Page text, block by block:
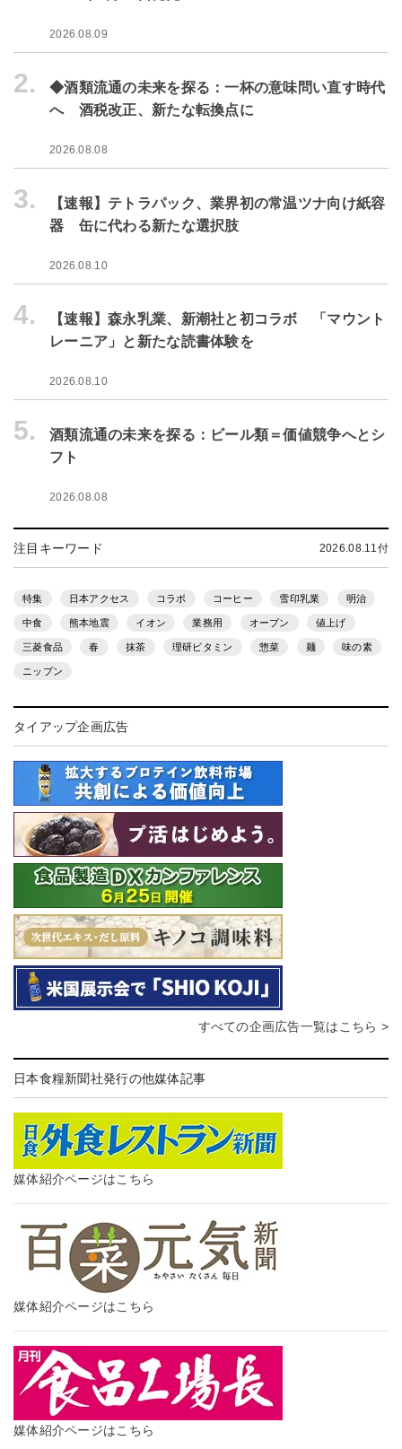
2026.08.09
2.
◆酒類流通の未来を探る：一杯の意味問い直す時代
へ 酒税改正、新たな転換点に
2026.08.08
3.
【速報】テトラパック、業界初の常温ツナ向け紙容
器 缶に代わる新たな選択肢
2026.08.10
4.
【速報】森永乳業、新潮社と初コラボ 「マウント
レーニア」と新たな読書体験を
2026.08.10
5.
酒類流通の未来を探る：ビール類＝価値競争へとシ
フト
2026.08.08
注目キーワード 2026.08.11付
特集 日本アクセス コラボ コーヒー 雪印乳業 明治
中食 熊本地震 イオン 業務用 オープン 値上げ
三菱食品 春 抹茶 理研ビタミン 惣菜 麺 味の素
ニップン
タイアップ企画広告
すべての企画広告一覧はこちら >
日本食糧新聞社発行の他媒体記事
媒体紹介ページはこちら
媒体紹介ページはこちら
媒体紹介ページはこちら